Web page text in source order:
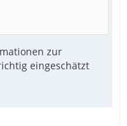
zur
eingeschätzt